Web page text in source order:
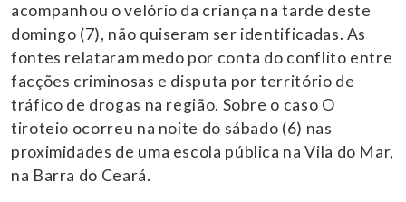
acompanhou o velório da criança na tarde deste
domingo (7), não quiseram ser identificadas. As
fontes relataram medo por conta do conflito entre
facções criminosas e disputa por território de
tráfico de drogas na região. Sobre o caso O
tiroteio ocorreu na noite do sábado (6) nas
proximidades de uma escola pública na Vila do Mar,
na Barra do Ceará.